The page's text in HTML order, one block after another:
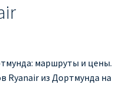
маршруты и цены.
Ryanair из Дортмунда на